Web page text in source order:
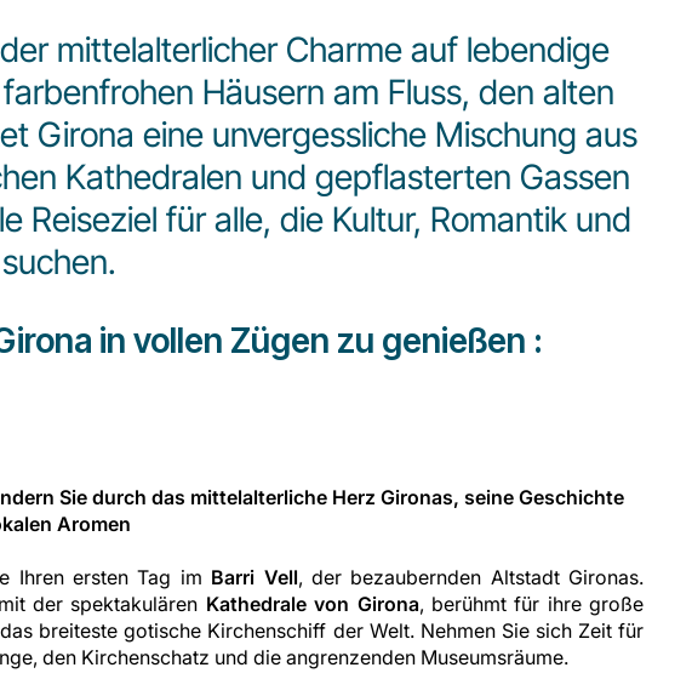
mittelalterlicher Charme auf lebendige
Häusern am Fluss, den alten
Girona eine unvergessliche Mischung aus
Kathedralen und gepflasterten Gassen
Reiseziel für alle, die Kultur, Romantik und
in vollen Zügen zu genießen :
Sie durch das mittelalterliche Herz Gironas, seine Geschichte
Aromen
Ihren ersten Tag im Barri Vell, der bezaubernden Altstadt Gironas.
der spektakulären Kathedrale von Girona, berühmt für ihre große
breiteste gotische Kirchenschiff der Welt. Nehmen Sie sich Zeit für
den Kirchenschatz und die angrenzenden Museumsräume.